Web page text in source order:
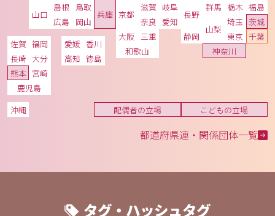
福島
茨城
栃木
群馬
埼玉
千葉
東京
神奈川
山梨
長野
岐阜
静岡
愛知
三重
滋賀
京都
大阪
兵庫
奈良
和歌山
鳥取
島根
岡山
広島
山口
徳島
香川
愛媛
高知
福岡
佐賀
長崎
熊本
大分
宮崎
鹿児島
沖縄
こどもの立場
配偶者の立場
都道府県連・関係団体一覧
タグ・ハッシュタグ